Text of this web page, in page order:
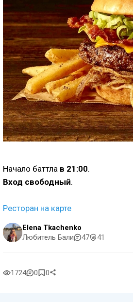
Начало баттла в 21:00.
Вход свободный.
Ресторан на карте
Elena Tkachenko
Любитель Бали
47 41
1724 0 0